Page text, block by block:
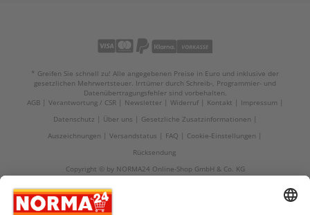
* Greifen Sie schnell zu! Alle angegebenen Preise in Euro und inklusive der
gesetzlichen Mehrwertsteuer. Irrtümer durch Schreib-, Programmier- und
Datenübertragungsfehler sind vorbehalten.
AGB
Verantwortung / CSR Newsletter Widerruf Kontakt
Impressum
Datenschutz
Über uns
Gesetzliche Zusatzinformationen
Auszeichnungen
Versandstatus FAQ
Cookie-Einstellungen
Rücksendung
Copyright © by NORMA24 Online-Shop GmbH & Co. KG